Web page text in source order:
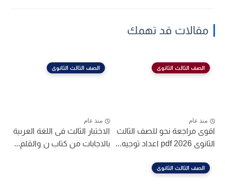
مقالات قد تهمك
الصف الثالث الثانوى
منذ عام
اقوى مراجعة نحو للصف الثالث
الثانوى 2026 pdf اعداد توجيه...
الصف الثالث الثانوى
منذ عام
الاختبار الثالث فى اللغة العربية
بالاجابات من كتاب ن والقلم...
الصف الثالث الثانوى